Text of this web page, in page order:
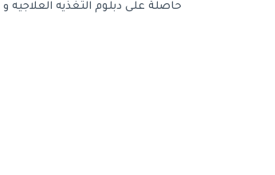
حاصلة على دبلوم التغذيه العلاجيه